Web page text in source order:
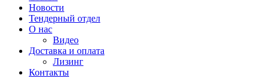
Новости
Тендерный отдел
О нас
Видео
Доставка и оплата
Лизинг
Контакты